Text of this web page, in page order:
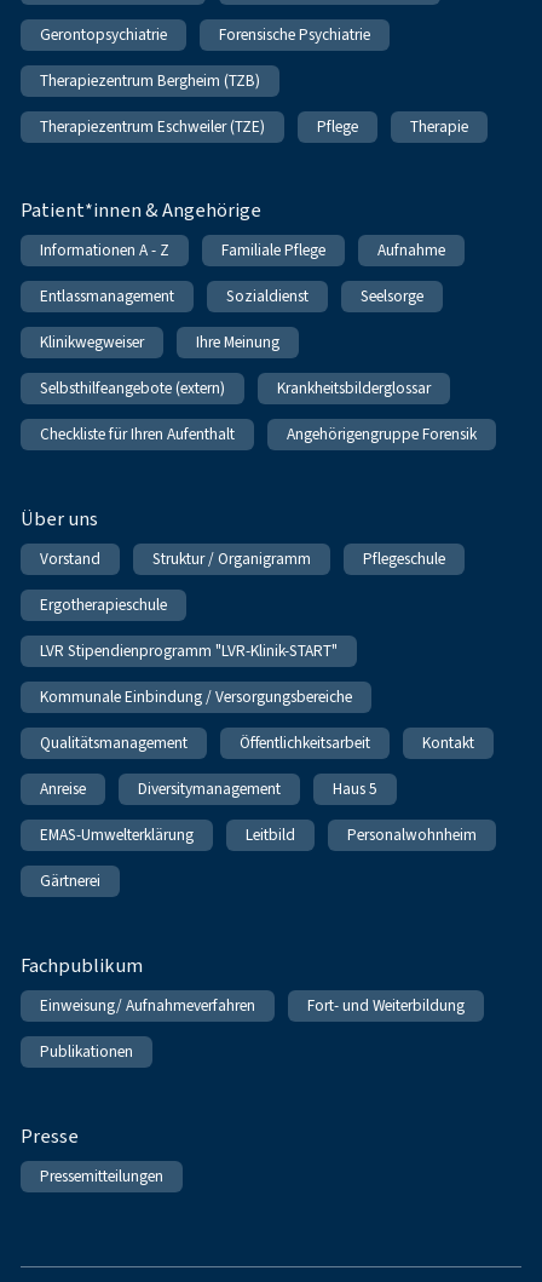
Gerontopsychiatrie Forensische Psychiatrie
Therapiezentrum Bergheim (TZB)
Therapiezentrum Eschweiler (TZE) Pflege Therapie
Patient*innen & Angehörige
Informationen A - Z Familiale Pflege Aufnahme
Entlassmanagement Sozialdienst Seelsorge
Klinikwegweiser Ihre Meinung
Selbsthilfeangebote (extern) Krankheitsbilderglossar
Checkliste für Ihren Aufenthalt Angehörigengruppe Forensik
Über uns
Vorstand Struktur / Organigramm Pflegeschule
Ergotherapieschule
LVR Stipendienprogramm "LVR-Klinik-START"
Kommunale Einbindung / Versorgungsbereiche
Qualitätsmanagement Öffentlichkeitsarbeit Kontakt
Anreise Diversitymanagement Haus 5
EMAS-Umwelterklärung Leitbild Personalwohnheim
Gärtnerei
Fachpublikum
Einweisung/ Aufnahmeverfahren Fort- und Weiterbildung
Publikationen
Presse
Pressemitteilungen